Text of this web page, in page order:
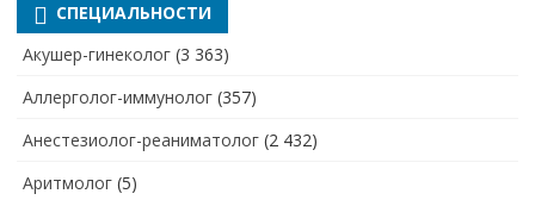
СПЕЦИАЛЬНОСТИ
Акушер-гинеколог (3 363)
Аллерголог-иммунолог (357)
Анестезиолог-реаниматолог (2 432)
Аритмолог (5)